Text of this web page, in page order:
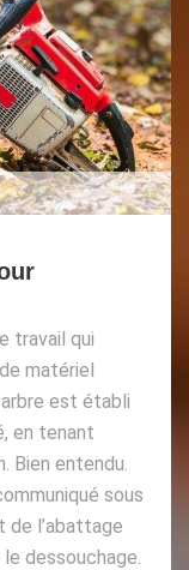
travail qui
matériel
arbre est établi
en tenant
Bien entendu.
sous
l’abattage
dessouchage.